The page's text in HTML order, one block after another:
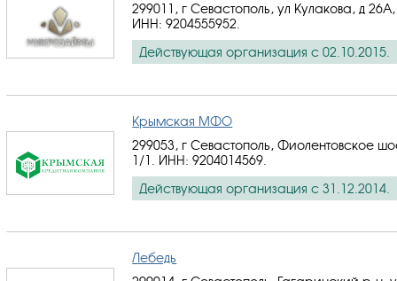
299011, г Севастополь, ул Кулакова, д
ИНН: 9204555952
Действующая организация с 02.10.2015.
Крымская МФО
299053, г Севастополь, Фиолентовское
1/1. ИНН: 9204014569
Действующая организация с 31.12.2014.
Лебедь